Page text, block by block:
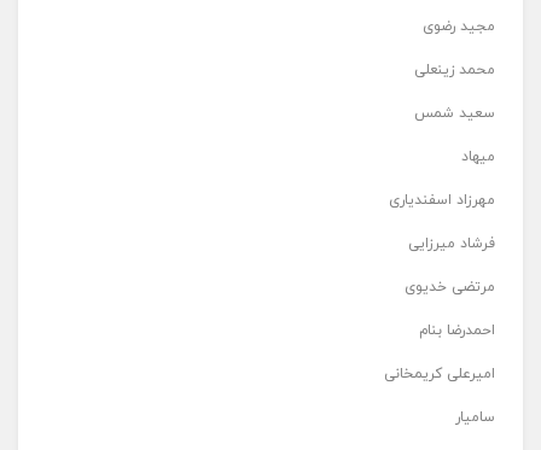
مجید رضوی
محمد زینعلی
سعید شمس
میهاد
مهرزاد اسفندیاری
فرشاد میرزایی
مرتضی خدیوی
احمدرضا بنام
امیرعلی کریمخانی
سامیار